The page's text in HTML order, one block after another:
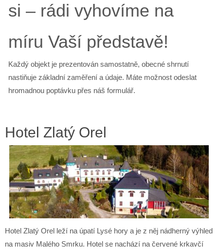
si – rádi vyhovíme na
míru Vaší představě!
Každý objekt je prezentován samostatně, obecné shrnutí
nastiňuje základní zaměření a údaje. Máte možnost odeslat
hromadnou poptávku přes náš formulář.
Hotel Zlatý Orel
Hotel Zlatý Orel leží na úpatí Lysé hory a je z něj nádherný výhled
na masiv Malého Smrku. Hotel se nachází na červené krkavčí